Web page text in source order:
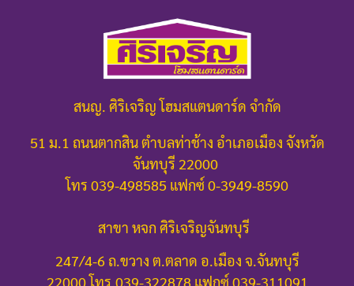
สนญ. ศิริเจริญ โฮมสแตนดาร์ด จำกัด
51 ม.1 ถนนตากสิน ตำบลท่าช้าง อำเภอเมือง จังหวัด
จันทบุรี 22000
โทร 039-498585 แฟกซ์ 0-3949-8590
สาขา หจก ศิริเจริญจันทบุรี
247/4-6 ถ.ขวาง ต.ตลาด อ.เมือง จ.จันทบุรี
22000โทร.039-322878 แฟกซ์ 039-311091